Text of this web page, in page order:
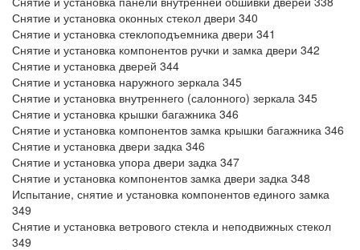
Снятие и установка оконных стекол двери 340
Снятие и установка стеклоподъемника двери 341
Снятие и установка компонентов ручки и замка двери 342
Снятие и установка дверей 344
Снятие и установка наружного зеркала 345
Снятие и установка внутреннего (салонного) зеркала 345
Снятие и установка крышки багажника 346
Снятие и установка компонентов замка крышки багажника 346
Снятие и установка двери задка 346
Снятие и установка упора двери задка 347
Снятие и установка компонентов замка двери задка 348
Испытание, снятие и установка компонентов единого замка
349
Снятие и установка ветрового стекла и неподвижных стекол
349